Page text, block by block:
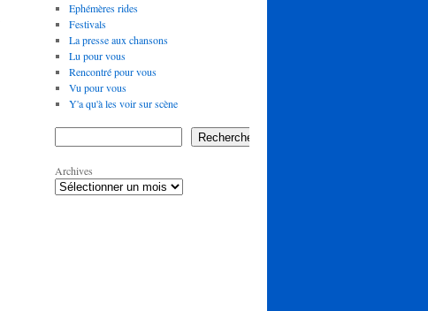
Ephémères rides
Festivals
La presse aux chansons
Lu pour vous
Rencontré pour vous
Vu pour vous
Y'a qu'à les voir sur scène
Rechercher
Archives